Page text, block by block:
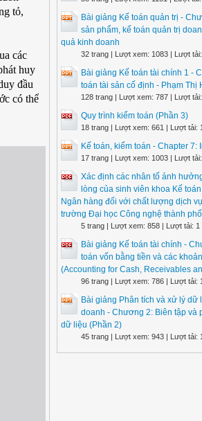
tỏ,
các
huy
đầu
có thể
Bài giảng Kế toán quản trị -
sản phẩm, kế toán quản trị
quả kinh doanh
32 trang | Lượt xem: 1083 | Lượt tải:
Bài giảng Kế toán tài chính 1 -
toán tài sản cố định - Phạm Thị
128 trang | Lượt xem: 787 | Lượt tải:
Quy trình kiểm toán (Phần 3)
18 trang | Lượt xem: 661 | Lượt tải: 1
Kế toán, kiểm toán - Chapter 7:
17 trang | Lượt xem: 1003 | Lượt tải:
Xác định các nhân tố ảnh
lòng của sinh viên khoa Kế
Ngân hàng đối với chất lượng dịch
trường Đại học Công nghệ thành
5 trang | Lượt xem: 858 | Lượt tải: 1
Bài giảng Kế toán tài chính -
toán vốn bằng tiền và các
(Accounting for Cash, Receivables
96 trang | Lượt xem: 786 | Lượt tải: 1
Bài giảng Phân tích và xử lý dữ
doanh - Chương 2: Biên tập và
dữ liệu (Phần 2)
45 trang | Lượt xem: 943 | Lượt tải: 1